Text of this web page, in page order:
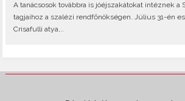
A tanácsosok továbbra is jóéjszakátokat intéznek a
tagjaihoz a szalézi rendfőnökségen. Július 31-én
Crisafulli atya,..